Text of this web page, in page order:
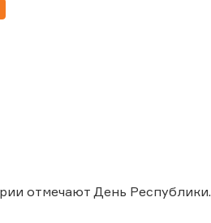
отмечают День Республики.